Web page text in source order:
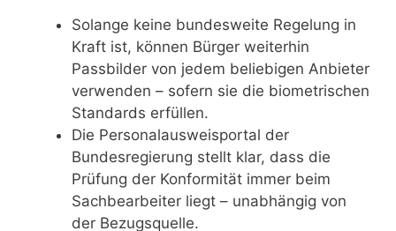
Solange keine bundesweite Regelung in
Kraft ist, können Bürger weiterhin
Passbilder von jedem beliebigen Anbieter
verwenden – sofern sie die biometrischen
Standards erfüllen.
Die Personalausweisportal der
Bundesregierung stellt klar, dass die
Prüfung der Konformität immer beim
Sachbearbeiter liegt – unabhängig von
der Bezugsquelle.